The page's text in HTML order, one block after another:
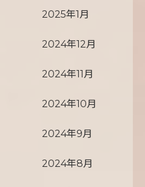
2025年1月
2024年12月
2024年11月
2024年10月
2024年9月
2024年8月